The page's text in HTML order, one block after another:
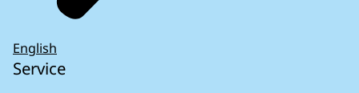
English
Service